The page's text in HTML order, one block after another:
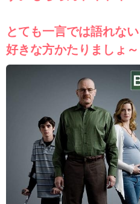
とても一言では語れな
好きな方かたりましょ～